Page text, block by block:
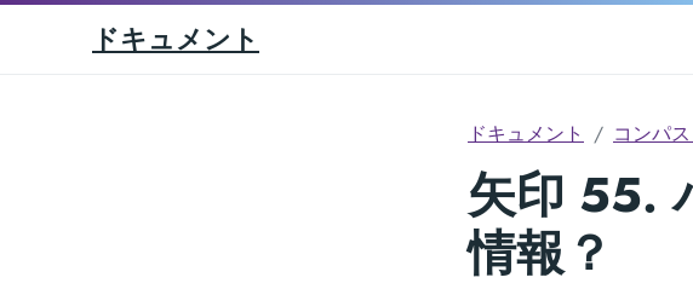
ドキュメント
ドキュメント コンパ
矢印 55.
情報？